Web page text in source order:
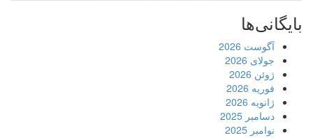
بایگانی‌ها
آگوست 2026
جولای 2026
ژوئن 2026
فوریه 2026
ژانویه 2026
دسامبر 2025
نوامبر 2025